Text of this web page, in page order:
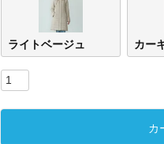
ライトベージュ カー
カ